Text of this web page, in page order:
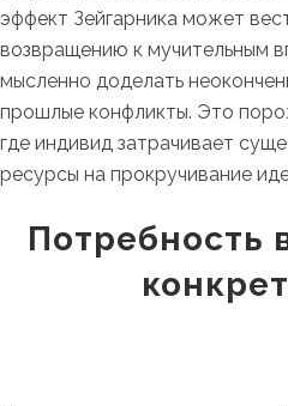
эффект Зейгарника может
возвращению к мучительным
мысленно доделать
прошлые конфликты. Это
где индивид затрачивает
ресурсы на прокручивание
Потребность